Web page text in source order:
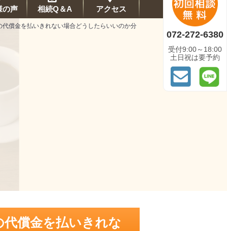
の声 相続Q＆A アクセス
償金を払いきれない場合どうしたらいいのか分
償金を払いきれな
072-272-6380
受付9:00～18:00
土日祝は要予約